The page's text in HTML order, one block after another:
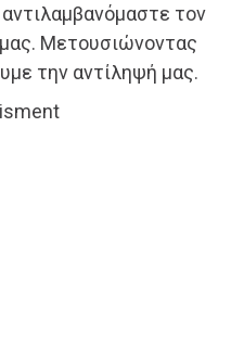
τον
Μετουσιώνοντας
την αντίληψή μας.